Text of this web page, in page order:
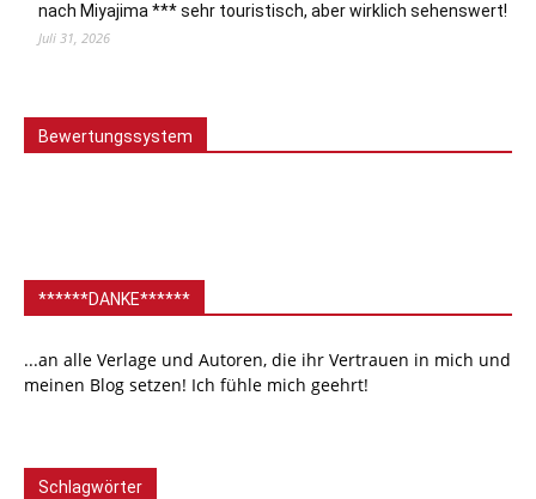
nach Miyajima *** sehr touristisch, aber wirklich sehenswert!
Juli 31, 2026
Bewertungssystem
******DANKE******
...an alle Verlage und Autoren, die ihr Vertrauen in mich und
meinen Blog setzen! Ich fühle mich geehrt!
Schlagwörter